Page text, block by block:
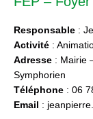
Responsable :
Activité :
Adresse : Mairie
Symphorien
Téléphone : 06
Email :